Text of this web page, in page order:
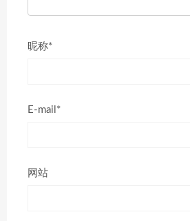
昵称*
E-mail*
网站